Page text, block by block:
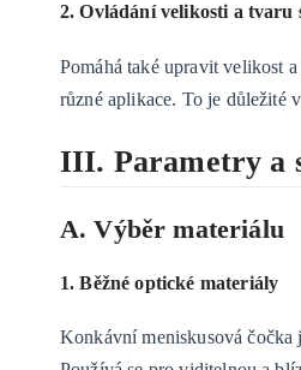
2. Ovládání velikosti a tvaru
Pomáhá také upravit velikost
různé aplikace. To je důležité
III. Parametry a
A. Výběr materiálu
1. Běžné optické materiály
Konkávní meniskusová